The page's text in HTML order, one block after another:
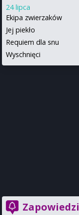
24 lipca
Ekipa zwierzaków
Jej piekło
Requiem dla snu
Wyschnięci
Zapowiedzi